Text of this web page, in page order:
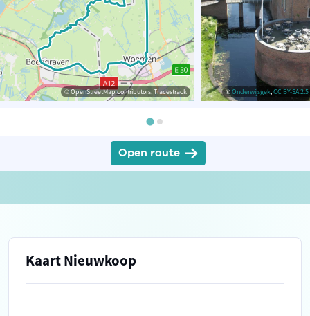
© OpenStreetMap contributors, Tracestrack ©Onderwijsgek,CC BY-SA
Open route
Kaart Nieuwkoop